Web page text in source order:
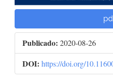
Publicado: 2020-08-26
DOI: https://doi.org/